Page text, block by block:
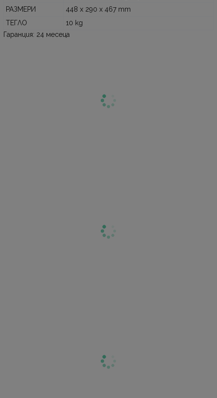
РАЗМЕРИ
448 x 290 x 467 mm
ТЕГЛО
10 kg
Гаранция: 24 месеца